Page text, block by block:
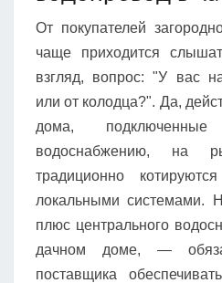
От покупателей
чаще приходится
взгляд, вопрос: "У вас
или от колодца?". Да,
дома,
водоснабжению, на
традиционно
локальными системами.
плюс центрального
дачном доме, —
поставщика